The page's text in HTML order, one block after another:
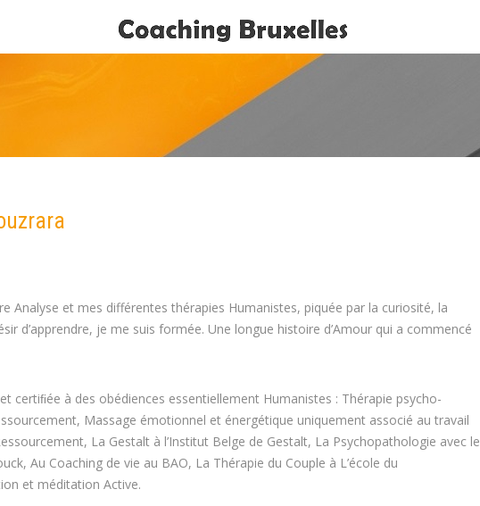
Analyse et mes différentes thérapies Humanistes, piquée par la curiosité, la
d’apprendre, je me suis formée. Une longue histoire d’Amour qui a commencé
certiﬁée à des obédiences essentiellement Humanistes : Thérapie psycho-
Massage émotionnel et énergétique uniquement associé au travail
La Gestalt à l’Institut Belge de Gestalt, La Psychopathologie avec le
Au Coaching de vie au BAO, La Thérapie du Couple à L’école du
et méditation Active.